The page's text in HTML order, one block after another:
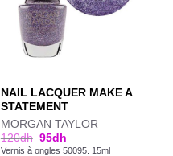
NAIL LACQUER MAKE A
STATEMENT
MORGAN TAYLOR
120dh 95dh
Vernis à ongles 50095. 15ml